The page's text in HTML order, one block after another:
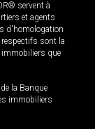
servent à
et agents
d'homologation
sont la
immobiliers que
la Banque
immobiliers